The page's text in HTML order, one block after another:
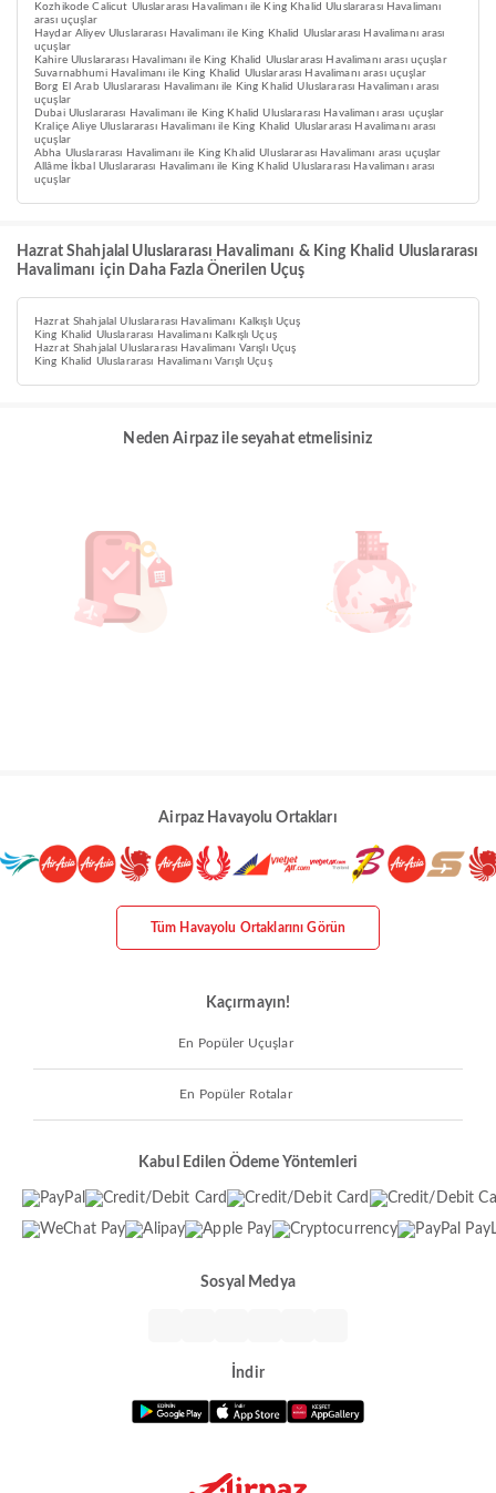
Kozhikode Calicut Uluslararası Havalimanı ile King Khalid Uluslararası Havalimanı
arası uçuşlar
Haydar Aliyev Uluslararası Havalimanı ile King Khalid Uluslararası Havalimanı arası
uçuşlar
Kahire Uluslararası Havalimanı ile King Khalid Uluslararası Havalimanı arası uçuşlar
Suvarnabhumi Havalimanı ile King Khalid Uluslararası Havalimanı arası uçuşlar
Borg El Arab Uluslararası Havalimanı ile King Khalid Uluslararası Havalimanı arası
uçuşlar
Dubai Uluslararası Havalimanı ile King Khalid Uluslararası Havalimanı arası uçuşlar
Kraliçe Aliye Uluslararası Havalimanı ile King Khalid Uluslararası Havalimanı arası
uçuşlar
Abha Uluslararası Havalimanı ile King Khalid Uluslararası Havalimanı arası uçuşlar
Allâme İkbal Uluslararası Havalimanı ile King Khalid Uluslararası Havalimanı arası
uçuşlar
Hazrat Shahjalal Uluslararası Havalimanı & King Khalid Uluslararası
Havalimanı için Daha Fazla Önerilen Uçuş
Hazrat Shahjalal Uluslararası Havalimanı Kalkışlı Uçuş
King Khalid Uluslararası Havalimanı Kalkışlı Uçuş
Hazrat Shahjalal Uluslararası Havalimanı Varışlı Uçuş
King Khalid Uluslararası Havalimanı Varışlı Uçuş
Neden Airpaz ile seyahat etmelisiniz
Airpaz Havayolu Ortakları
Tüm Havayolu Ortaklarını Görün
Kaçırmayın!
En Popüler Uçuşlar
En Popüler Rotalar
Kabul Edilen Ödeme Yöntemleri
Sosyal Medya
İndir